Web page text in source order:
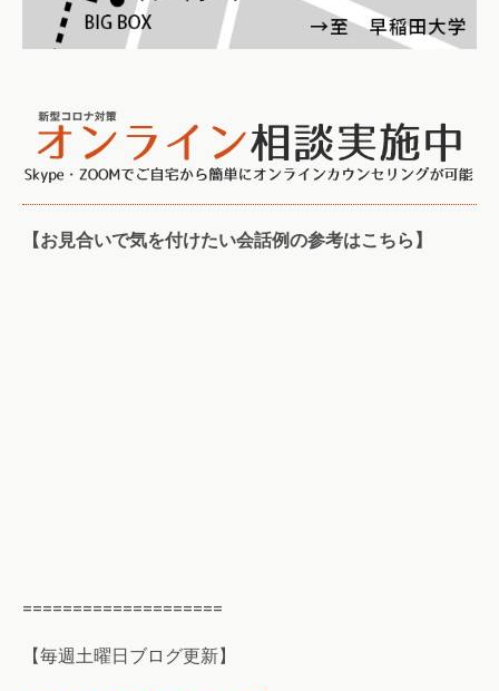
【お見合いで気を付けたい会話例の参考はこちら】
====================
【毎週土曜日ブログ更新】